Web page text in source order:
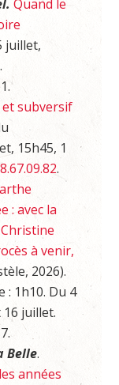
Quand le
juillet,
subversif
15h45, 1
.
: avec la
à venir,
2026).
: 1h10. Du 4
juillet.
Belle.
années